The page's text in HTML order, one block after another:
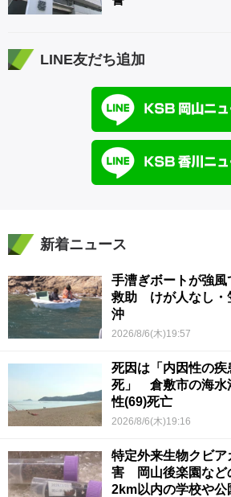
LINE友だち追加
新着ニュース
手漕ぎボートが強
救助 けが人なし・
沖
2026/8/6(木)19:57
死因は「内因性の
死」 倉敷市の海
性(69)死亡
2026/8/6(木)19:16
特定外来生物クビ
害 岡山後楽園な
2km以内の学校や公